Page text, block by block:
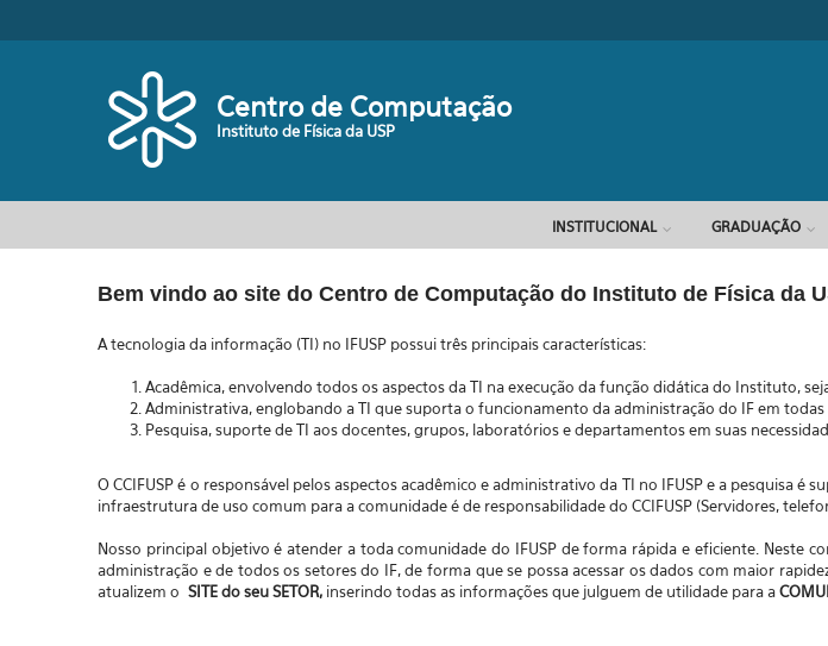
Centro de Computação
Instituto de Física da USP
INSTITUCIONAL GRADUAÇÃO
Bem vindo ao site do Centro de Computação do Instituto de Física da
A tecnologia da informação (TI) no IFUSP possui três principais características:
Acadêmica, envolvendo todos os aspectos da TI na execução da função didática do Instituto,
Administrativa, englobando a TI que suporta o funcionamento da administração do IF em todas
Pesquisa, suporte de TI aos docentes, grupos, laboratórios e departamentos em suas
O CCIFUSP é o responsável pelos aspectos acadêmico e administrativo da TI no IFUSP e a pesquisa é
infraestrutura de uso comum para a comunidade é de responsabilidade do CCIFUSP (Servidores,
Nosso principal objetivo é atender a toda comunidade do IFUSP de forma rápida e eficiente. Neste
administração e de todos os setores do IF, de forma que se possa acessar os dados com maior
atualizem oSITE do seu SETOR, inserindo todas as informações que julguem de utilidade para a